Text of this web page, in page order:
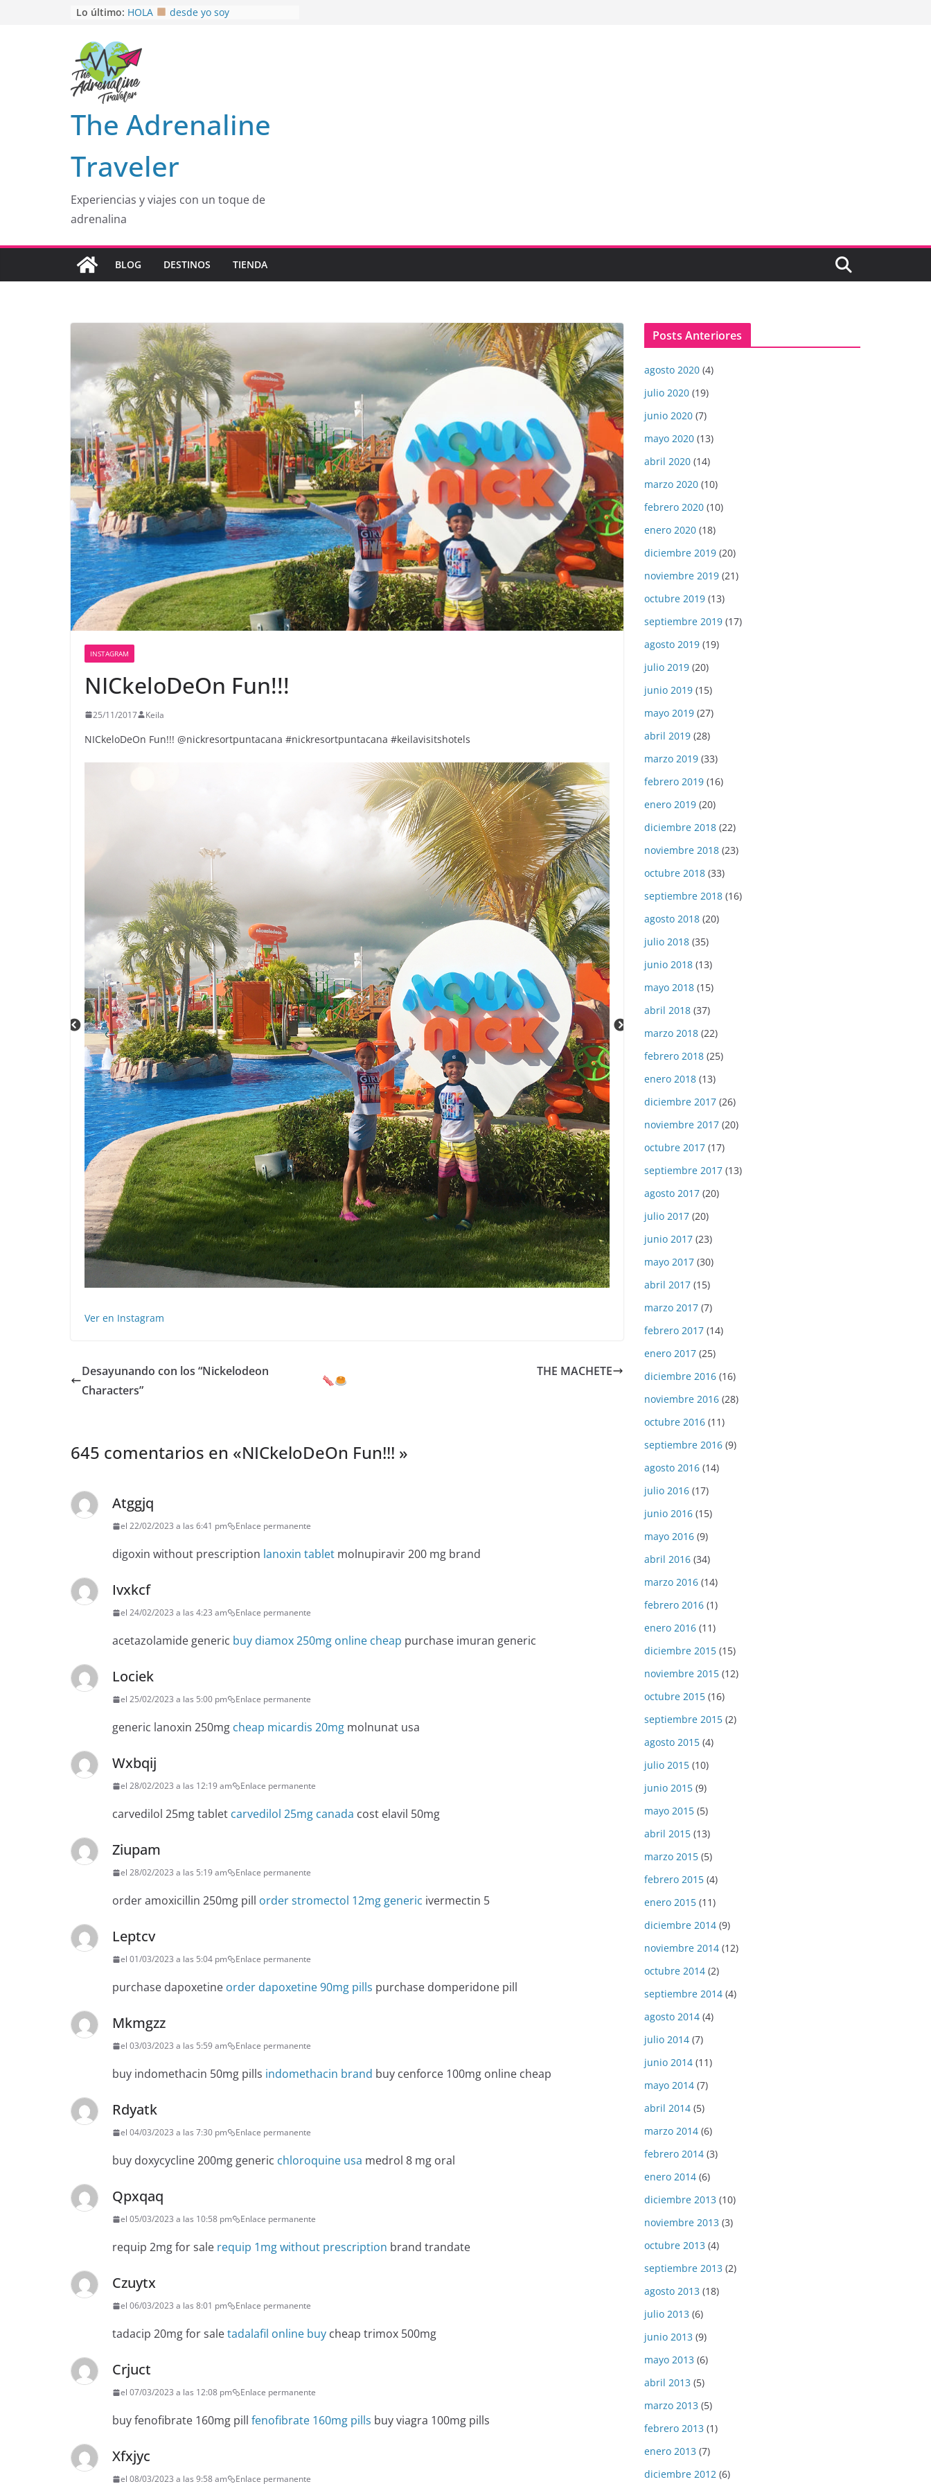
Lo último: HOLA
desde yo soy
EL SENDERO DEL CACAO: Excelente
opción
HOSPEDAJE AL NATURALSHH !!
En
MULITO!
The Adrenaline
Traveler
Experiencias y viajes con un toque de
adrenalina
BLOG DESTINOS TIENDA
INSTAGRAM
NICkeloDeOn Fun!!! ️
25/11/2017 Keila
NICkeloDeOn Fun!!! ️@nickresortpuntacana #nickresortpuntacana #keilavisitshotels
Ver en Instagram
Desayunando con los “Nickelodeon
Characters”
THE MACHETE
645 comentarios en «NICkeloDeOn Fun!!! ️ »
Atggjq
el 22/02/2023 a las 6:41 pm Enlace permanente
digoxin without prescription lanoxin tablet molnupiravir 200 mg brand
Ivxkcf
el 24/02/2023 a las 4:23 am Enlace permanente
acetazolamide generic buy diamox 250mg online cheap purchase imuran generic
Lociek
el 25/02/2023 a las 5:00 pm Enlace permanente
generic lanoxin 250mg cheap micardis 20mg molnunat usa
Wxbqij
el 28/02/2023 a las 12:19 am Enlace permanente
carvedilol 25mg tablet carvedilol 25mg canada cost elavil 50mg
Ziupam
el 28/02/2023 a las 5:19 am Enlace permanente
order amoxicillin 250mg pill order stromectol 12mg generic ivermectin 5
Leptcv
el 01/03/2023 a las 5:04 pm Enlace permanente
purchase dapoxetine order dapoxetine 90mg pills purchase domperidone pill
Mkmgzz
el 03/03/2023 a las 5:59 am Enlace permanente
buy indomethacin 50mg pills indomethacin brand buy cenforce 100mg online cheap
Rdyatk
el 04/03/2023 a las 7:30 pm Enlace permanente
buy doxycycline 200mg generic chloroquine usa medrol 8 mg oral
Qpxqaq
el 05/03/2023 a las 10:58 pm Enlace permanente
requip 2mg for sale requip 1mg without prescription brand trandate
Czuytx
el 06/03/2023 a las 8:01 pm Enlace permanente
tadacip 20mg for saletadalafil online buy cheap trimox 500mg
Crjuct
el 07/03/2023 a las 12:08 pm Enlace permanente
buy fenofibrate 160mg pill fenofibrate 160mg pills buy viagra 100mg pills
Xfxjyc
el 08/03/2023 a las 9:58 am Enlace permanente
Posts Anteriores
agosto 2020 (4)
julio 2020 (19)
junio 2020 (7)
mayo 2020 (13)
abril 2020 (14)
marzo 2020 (10)
febrero 2020 (10)
enero 2020 (18)
diciembre 2019 (20)
noviembre 2019 (21)
octubre 2019 (13)
septiembre 2019 (17)
agosto 2019 (19)
julio 2019 (20)
junio 2019 (15)
mayo 2019 (27)
abril 2019 (28)
marzo 2019 (33)
febrero 2019 (16)
enero 2019 (20)
diciembre 2018 (22)
noviembre 2018 (23)
octubre 2018 (33)
septiembre 2018 (16)
agosto 2018 (20)
julio 2018 (35)
junio 2018 (13)
mayo 2018 (15)
abril 2018 (37)
marzo 2018 (22)
febrero 2018 (25)
enero 2018 (13)
diciembre 2017 (26)
noviembre 2017 (20)
octubre 2017 (17)
septiembre 2017 (13)
agosto 2017 (20)
julio 2017 (20)
junio 2017 (23)
mayo 2017 (30)
abril 2017 (15)
marzo 2017 (7)
febrero 2017 (14)
enero 2017 (25)
diciembre 2016 (16)
noviembre 2016 (28)
octubre 2016 (11)
septiembre 2016 (9)
agosto 2016 (14)
julio 2016 (17)
junio 2016 (15)
mayo 2016 (9)
abril 2016 (34)
marzo 2016 (14)
febrero 2016 (1)
enero 2016 (11)
diciembre 2015 (15)
noviembre 2015 (12)
octubre 2015 (16)
septiembre 2015 (2)
agosto 2015 (4)
julio 2015 (10)
junio 2015 (9)
mayo 2015 (5)
abril 2015 (13)
marzo 2015 (5)
febrero 2015 (4)
enero 2015 (11)
diciembre 2014 (9)
noviembre 2014 (12)
octubre 2014 (2)
septiembre 2014 (4)
agosto 2014 (4)
julio 2014 (7)
junio 2014 (11)
mayo 2014 (7)
abril 2014 (5)
marzo 2014 (6)
febrero 2014 (3)
enero 2014 (6)
diciembre 2013 (10)
noviembre 2013 (3)
octubre 2013 (4)
septiembre 2013 (2)
agosto 2013 (18)
julio 2013 (6)
junio 2013 (9)
mayo 2013 (6)
abril 2013 (5)
marzo 2013 (5)
febrero 2013 (1)
enero 2013 (7)
diciembre 2012 (6)